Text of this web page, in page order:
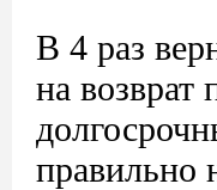
В 4 раз
на возврат
правильно